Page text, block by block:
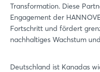
Transformation. Diese
Engagement der
Fortschritt und fördert
nachhaltiges Wachstum
Deutschland ist Kanadas